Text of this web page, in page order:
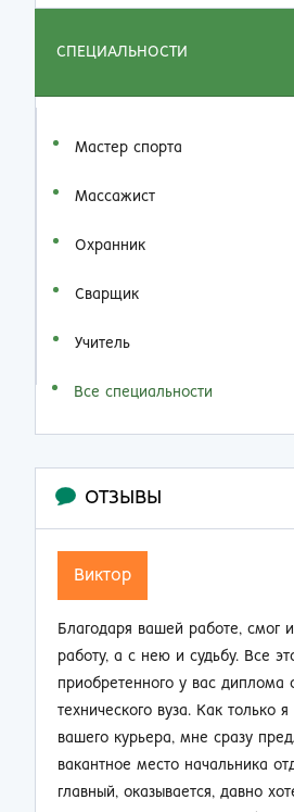
СПЕЦИАЛЬНОСТИ
Мастер спорта
Массажист
Охранник
Сварщик
Учитель
Все специальности
ОТЗЫВЫ
Не думал, что по
производстве так
жизнь. Приобрел
техникума и теперь
Зарплата выросла
работе смотрят на
не нарадуется таким